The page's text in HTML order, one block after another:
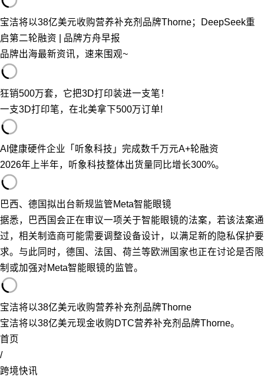
宝洁将以38亿美元收购营养补充剂品牌Thorne；DeepSeek重
启第二轮融资 | 品牌方舟早报
品牌出海最新资讯，速来围观~
狂销500万套，它把3D打印装进一支笔！
一支3D打印笔，在北美拿下500万订单!
AI健康硬件企业「听象科技」完成数千万元A+轮融资
2026年上半年，听象科技整体出货量同比增长300%。
巴西、德国拟出台新规监管Meta智能眼镜
据悉，巴西国会正在审议一项关于智能眼镜的法案，若该法案通
过，相关制造商可能需要调整设备设计，以满足新的隐私保护要
求。与此同时，德国、法国、荷兰等欧洲国家也正在讨论是否限
制或加强对Meta智能眼镜的监管。
宝洁将以38亿美元收购营养补充剂品牌Thorne
宝洁将以38亿美元现金收购DTC营养补充剂品牌Thorne。
首页
/
跨境快讯